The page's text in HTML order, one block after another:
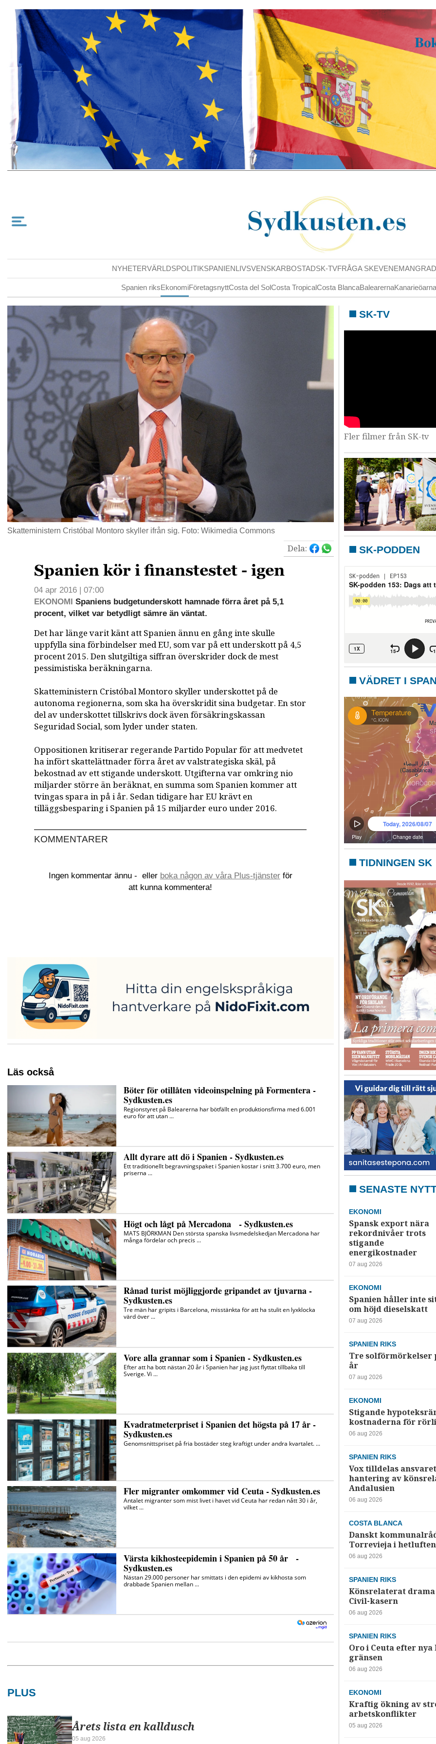
NYHETERVÄRLDSPOLITIKSPANIENLIVSVENSKARBOSTADSK-TVFRÅGA SKEVENEMANG
Spanien riksEkonomiFöretagsnyttCosta del SolCosta TropicalCosta BlancaBalearerna
Skatteministern Cristóbal Montoro skyller ifrån sig. Foto: Wikimedia Commons
Dela:
Spanien kör i finanstestet - igen
04 apr 2016 | 07:00
EKONOMI
Spaniens budgetunderskott hamnade förra året på 5,1
procent, vilket var betydligt sämre än väntat.
Det har länge varit känt att Spanien ännu en gång inte skulle
uppfylla sina förbindelser med EU, som var på ett underskott på 4,5
procent 2015. Den slutgiltiga siffran överskrider dock de mest
pessimistiska beräkningarna.
Skatteministern Cristóbal Montoro skyller underskottet på de
autonoma regionerna, som ska ha överskridit sina budgetar. En stor
del av underskottet tillskrivs dock även försäkringskassan
Seguridad Social, som lyder under staten.
Oppositionen kritiserar regerande Partido Popular för att medvetet
ha infört skattelättnader förra året av valstrategiska skäl, på
bekostnad av ett stigande underskott. Utgifterna var omkring nio
miljarder större än beräknat, en summa som Spanien kommer att
tvingas spara in på i år. Sedan tidigare har EU krävt en
tilläggsbesparing i Spanien på 15 miljarder euro under 2016.
KOMMENTARER
Ingen kommentar ännu - eller boka någon av våra Plus-tjänsterför
att kunna kommentera!
PLUS
Årets lista en kalldusch
05 aug 2026
SK-TV
Fler filmer från SK-tv
SK-PODDEN
VÄDRET I
TIDNINGEN SK
SENASTE
EKONOMI
Spansk export nära
rekordnivåer trots
stigande
energikostnader
07 aug 2026
EKONOMI
Spanien håller inte
om höjd dieselskatt
07 aug 2026
SPANIEN RIKS
Tre solförmörkelser
år
07 aug 2026
EKONOMI
Stigande
kostnaderna för
06 aug 2026
SPANIEN RIKS
Vox tilldelas
hantering av
Andalusien
06 aug 2026
COSTA BLANCA
Danskt
Torrevieja i hetluften
06 aug 2026
SPANIEN RIKS
Könsrelaterat
Civil-kasern
06 aug 2026
SPANIEN RIKS
Oro i Ceuta efter
gränsen
06 aug 2026
EKONOMI
Kraftig ökning av
arbetskonflikter
05 aug 2026